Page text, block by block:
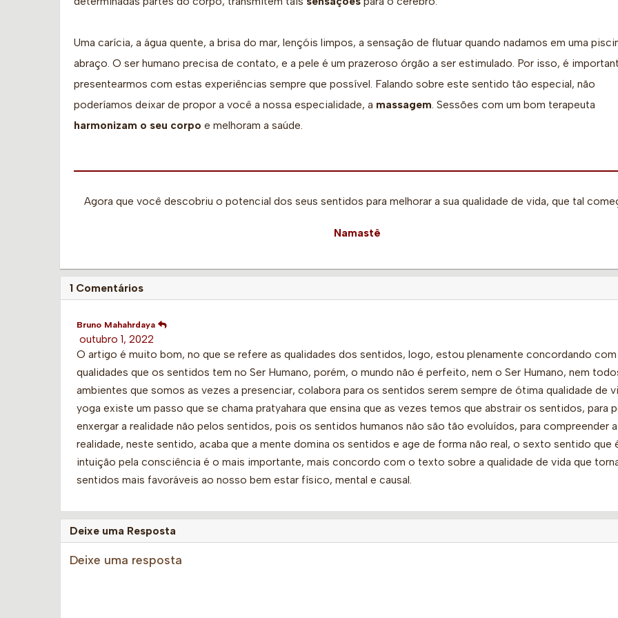
Uma carícia, a água quente, a brisa do mar, lençóis limpos, a sensação de flutuar quando nadamos em uma
abraço. O ser humano precisa de contato, e a pele é um prazeroso órgão a ser estimulado. Por isso, é
presentearmos com estas experiências sempre que possível. Falando sobre este sentido tão especial, não
poderíamos deixar de propor a você a nossa especialidade, a massagem. Sessões com um bom terapeuta
harmonizam o seu corpo e melhoram a saúde.
Agora que você descobriu o potencial dos seus sentidos para melhorar a sua qualidade de vida, que tal
Namastê
1 Comentários
Bruno Mahahrdaya
outubro 1, 2022
O artigo é muito bom, no que se refere as qualidades dos sentidos, logo, estou plenamente concordando com
qualidades que os sentidos tem no Ser Humano, porém, o mundo não é perfeito, nem o Ser Humano, nem
ambientes que somos as vezes a presenciar, colabora para os sentidos serem sempre de ótima qualidade de
yoga existe um passo que se chama pratyahara que ensina que as vezes temos que abstrair os sentidos, para
enxergar a realidade não pelos sentidos, pois os sentidos humanos não são tão evoluídos, para compreender a
realidade, neste sentido, acaba que a mente domina os sentidos e age de forma não real, o sexto sentido que
intuição pela consciência é o mais importante, mais concordo com o texto sobre a qualidade de vida que
sentidos mais favoráveis ao nosso bem estar físico, mental e causal.
Deixe uma Resposta
Deixe uma resposta